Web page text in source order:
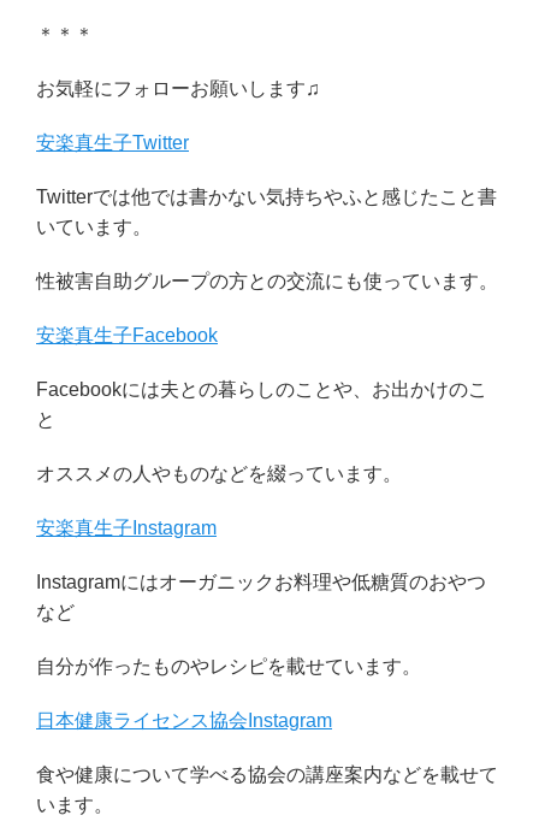
＊＊＊
お気軽にフォローお願いします♫
安楽真生子Twitter
Twitterでは他では書かない気持ちやふと感じたこと書
いています。
性被害自助グループの方との交流にも使っています。
安楽真生子Facebook
Facebookには夫との暮らしのことや、お出かけのこ
と
オススメの人やものなどを綴っています。
安楽真生子Instagram
Instagramにはオーガニックお料理や低糖質のおやつ
など
自分が作ったものやレシピを載せています。
日本健康ライセンス協会Instagram
食や健康について学べる協会の講座案内などを載せて
います。